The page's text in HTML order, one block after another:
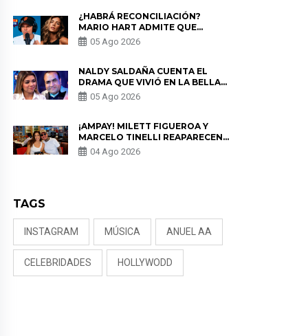
¿HABRÁ RECONCILIACIÓN?
MARIO HART ADMITE QUE
PODRÍA VOLVER CON KORINA
RIVADENEIRA: “NO LE CERRARÍA
05 Ago 2026
NALDY SALDAÑA CUENTA EL
DRAMA QUE VIVIÓ EN LA BELLA
LUZ TRAS DENUNCIA AL
DIRECTOR MUSICAL: “NO ME
05 Ago 2026
¡AMPAY! MILETT FIGUEROA Y
MARCELO TINELLI REAPARECEN
JUNTOS EN BARRANCO
04 Ago 2026
TAGS
INSTAGRAM MÚSICA ANUEL AA
CELEBRIDADES HOLLYWODD